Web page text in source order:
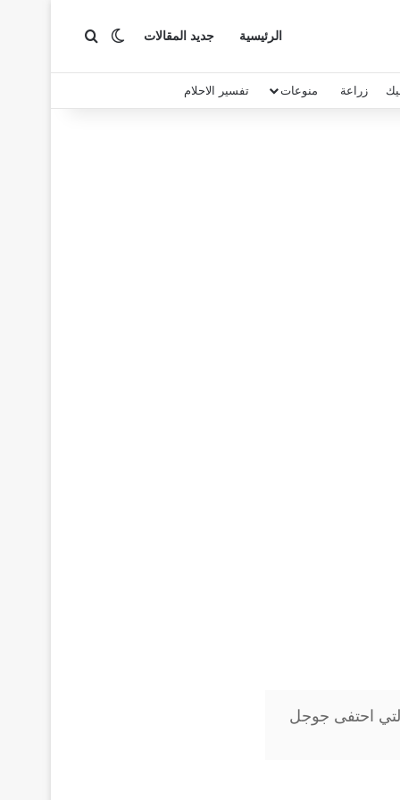
الرئيسية جديد المقالات الوضع المظلم
بحث عن
زراعة منوعات تفسير الاحلام
احتفى جوجل